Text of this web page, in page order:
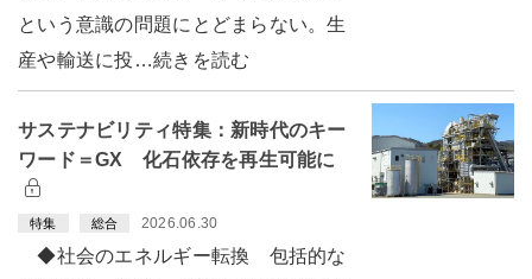
という意識の問題にとどまらない。生
産や輸送に投…続きを読む
サステナビリティ特集：新時代のキー
ワード＝GX 化石依存を再生可能に
特集 総合 2026.06.30
◆社会のエネルギー転換 包括的な